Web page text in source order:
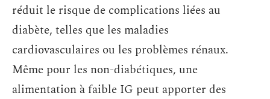
réduit le risque de complications liées au
diabète, telles que les maladies
cardiovasculaires ou les problèmes rénaux.
Même pour les non-diabétiques, une
alimentation à faible IG peut apporter des